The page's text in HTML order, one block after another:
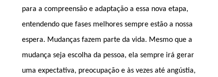
para a compreensão e adaptação a essa nova etapa,
entendendo que fases melhores sempre estão a nossa
espera. Mudanças fazem parte da vida. Mesmo que a
mudança seja escolha da pessoa, ela sempre irá gerar
uma expectativa, preocupação e às vezes até angústia,